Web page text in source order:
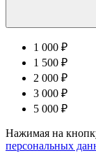
1 000 ₽
1 500 ₽
2 000 ₽
3 000 ₽
5 000 ₽
Нажимая на
персональных